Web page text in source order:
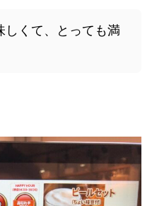
しくて、とっても満